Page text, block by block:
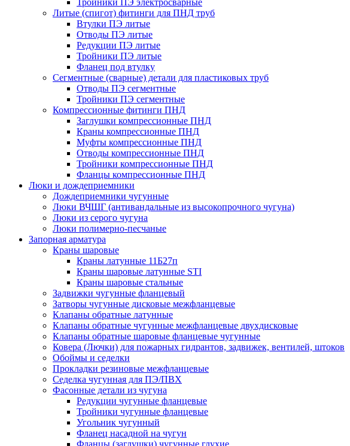
Тройники ПЭ электросварные
Литые (спигот) фитинги для ПНД труб
Втулки ПЭ литые
Отводы ПЭ литые
Редукции ПЭ литые
Тройники ПЭ литые
Фланец под втулку
Сегментные (сварные) детали для пластиковых труб
Отводы ПЭ сегментные
Тройники ПЭ сегментные
Компрессионные фитинги ПНД
Заглушки компрессионные ПНД
Краны компрессионные ПНД
Муфты компрессионные ПНД
Отводы компрессионные ПНД
Тройники компрессионные ПНД
Фланцы компрессионные ПНД
Люки и дождеприемники
Дождеприемники чугунные
Люки ВЧШГ (антивандальные из высокопрочного чугуна)
Люки из серого чугуна
Люки полимерно-песчаные
Запорная арматура
Краны шаровые
Краны латунные 11Б27п
Краны шаровые латунные STI
Краны шаровые стальные
Задвижки чугунные фланцевый
Затворы чугунные дисковые межфланцевые
Клапаны обратные латунные
Клапаны обратные чугунные межфланцевые двухдисковые
Клапаны обратные шаровые фланцевые чугунные
Ковера (Лючки) для пожарных гидрантов, задвижек, вентилей, штоков
Обоймы и седелки
Прокладки резиновые межфланцевые
Седелка чугунная для ПЭ/ПВХ
Фасонные детали из чугуна
Редукции чугунные фланцевые
Тройники чугунные фланцевые
Угольник чугунный
Фланец насадной на чугун
Фланцы (заглушки) чугунные глухие